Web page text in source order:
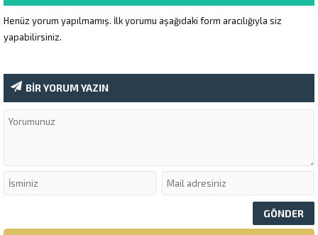
Henüz yorum yapılmamış. İlk yorumu aşağıdaki form aracılığıyla siz
yapabilirsiniz.
BİR YORUM YAZIN